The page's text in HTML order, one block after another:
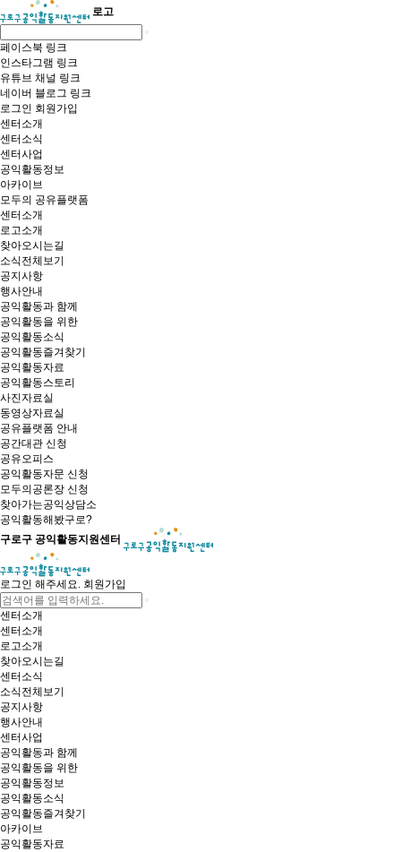
로고
페이스북 링크
인스타그램 링크
유튜브 채널 링크
네이버 블로그 링크
로그인 회원가입
센터소개
센터소식
센터사업
공익활동정보
아카이브
모두의 공유플랫폼
센터소개
로고소개
찾아오시는길
소식전체보기
공지사항
행사안내
공익활동과 함께
공익활동을 위한
공익활동소식
공익활동즐겨찾기
공익활동자료
공익활동스토리
사진자료실
동영상자료실
공유플랫폼 안내
공간대관 신청
공유오피스
공익활동자문 신청
모두의공론장 신청
찾아가는공익상담소
공익활동해봤구로?
구로구 공익활동지원센터
로그인 해주세요. 회원가입
센터소개
센터소개
로고소개
찾아오시는길
센터소식
소식전체보기
공지사항
행사안내
센터사업
공익활동과 함께
공익활동을 위한
공익활동정보
공익활동소식
공익활동즐겨찾기
아카이브
공익활동자료